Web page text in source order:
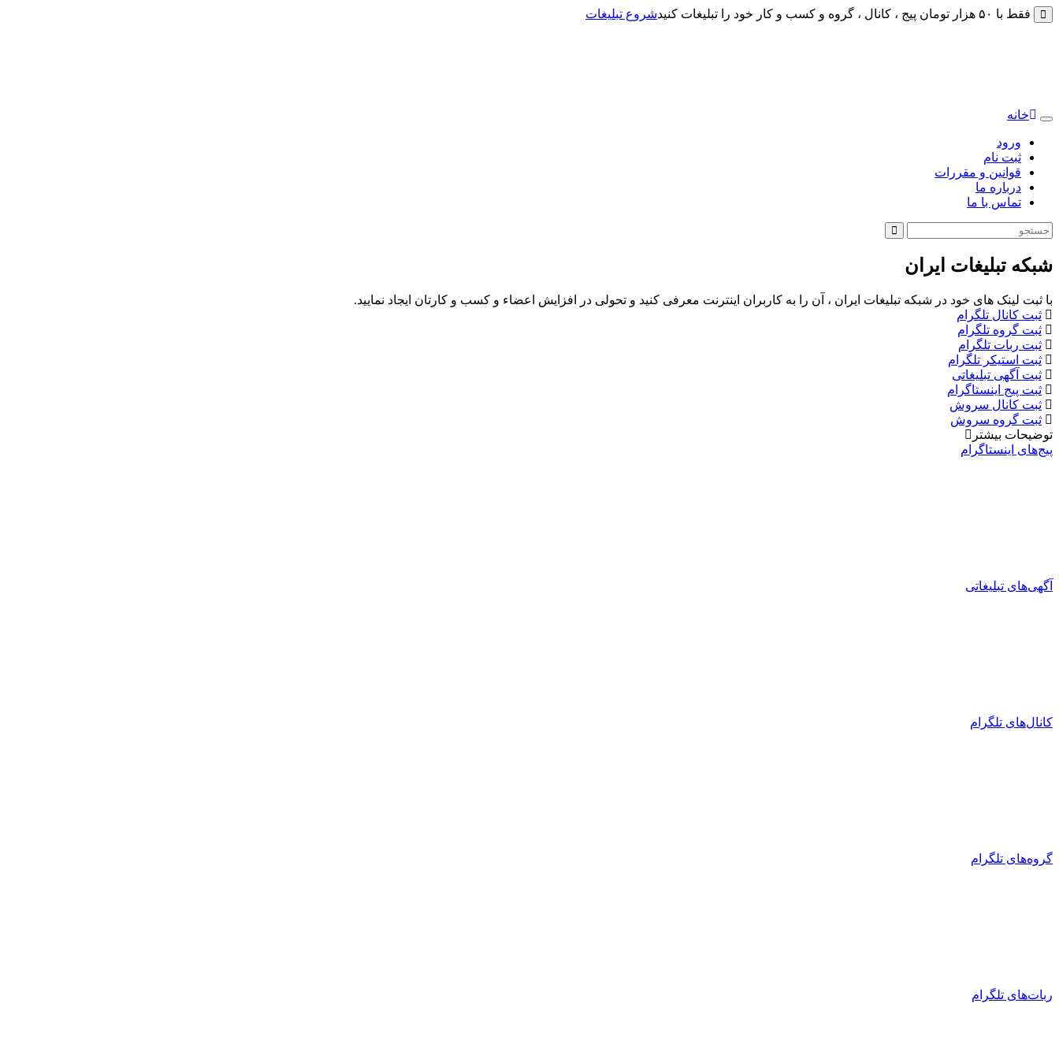
فقط با ۵۰ هزار تومان پیج ، کانال ، گروه و کسب و کار خود را تبلیغات کنید شروع تبلیغات
Toggle
خانه
ورود
ثبت نام
قوانین و مقررات
درباره ما
تماس با ما
شبکه تبلیغات ایران
با ثبت لینک های خود در شبکه تبلیغات ایران ، آن را به کاربران اینترنت معرفی کنید و تحولی در افزایش اعضاء و کسب و کارتان ایجاد نمایید.
ثبت کانال تلگرام
ثبت گروه تلگرام
ثبت ربات تلگرام
ثبت استیکر تلگرام
ثبت آگهی تبلیغاتی
ثبت پیج اینستاگرام
ثبت کانال سروش
ثبت گروه سروش
توضیحات بیشتر
پیج‌های اینستاگرام
آگهی‌های تبلیغاتی
کانال‌های تلگرام
گروه‌های تلگرام
ربات‌های تلگرام